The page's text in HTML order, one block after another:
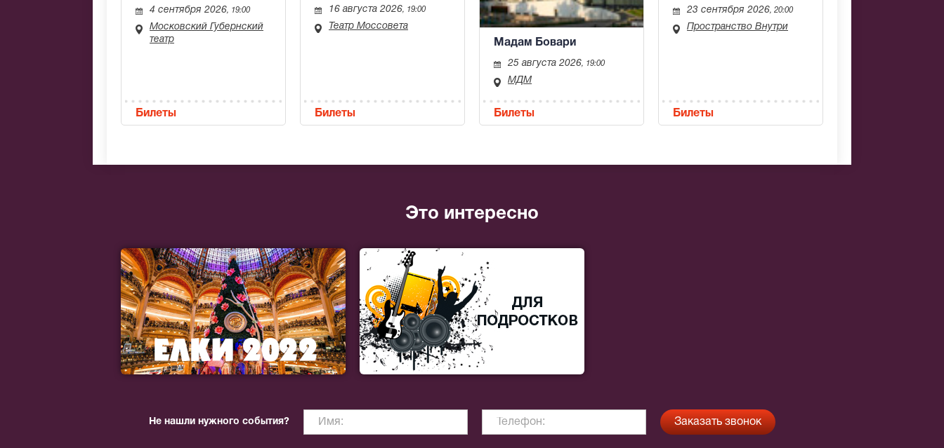
4 сентября 2026, 19:00
Московский Губернский
театр
Билеты
16 августа 2026, 19:00
Театр Моссовета
Билеты
Мадам Бовари
25 августа 2026, 19:00
МДМ
Билеты
23 сентября 2026, 20:00
Пространство Внутри
Билеты
Это интересно
Не нашли нужного события?